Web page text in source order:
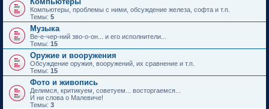
Компьютеры, проблемы с ними, обсуждение железа, софта и т.п.
Темы: 5
Музыка
Ве-е-чер-ний зво-о-он... и его исполнители...
Темы: 15
Оружие и вооружения
Обсуждение оружия, вооружений, их сравнение и т.п.
Темы: 15
Фото и живопись
Делимся, критикуем, советуем... восторгаемся...
И ни слова о Малевиче!
Темы: 3